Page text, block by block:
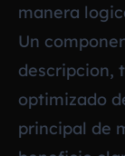
manera
Un
descripcion,
optimizado
principal de